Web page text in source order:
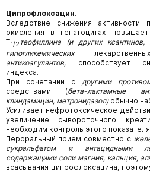
Ципрофлоксацин.
Вследствие снижения активности
окисления в гепатоцитах
T1/2 теофиллина (и других
гипогликемических
антикоагулянтов, способствует
индекса.
При сочетании с другими
средствами (бета-лактамные
клиндамицин, метронидазол)обычно
Усиливает нефротоксическое
увеличение сывороточного
необходим контроль этого
Пероральный прием совместно с
сукральфатом и антацидными
содержащими соли магния, кальция,
всасывания ципрофлоксацина,